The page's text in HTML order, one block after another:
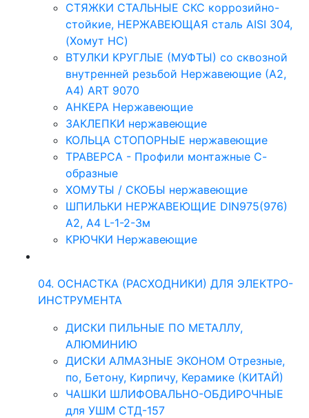
СТЯЖКИ СТАЛЬНЫЕ СКС коррозийно-
стойкие, НЕРЖАВЕЮЩАЯ сталь AISI 304,
(Хомут НС)
ВТУЛКИ КРУГЛЫЕ (МУФТЫ) со сквозной
внутренней резьбой Нержавеющие (А2,
А4) ART 9070
АНКЕРА Нержавеющие
ЗАКЛЕПКИ нержавеющие
КОЛЬЦА СТОПОРНЫЕ нержавеющие
ТРАВЕРСА - Профили монтажные С-
образные
ХОМУТЫ / СКОБЫ нержавеющие
ШПИЛЬКИ НЕРЖАВЕЮЩИЕ DIN975(976)
A2, А4 L-1-2-3м
КРЮЧКИ Нержавеющие
04. ОСНАСТКА (РАСХОДНИКИ) ДЛЯ ЭЛЕКТРО-
ИНСТРУМЕНТА
ДИСКИ ПИЛЬНЫЕ ПО МЕТАЛЛУ,
АЛЮМИНИЮ
ДИСКИ АЛМАЗНЫЕ ЭКОНОМ Отрезные,
по, Бетону, Кирпичу, Керамике (КИТАЙ)
ЧАШКИ ШЛИФОВАЛЬНО-ОБДИРОЧНЫЕ
для УШМ СТД-157